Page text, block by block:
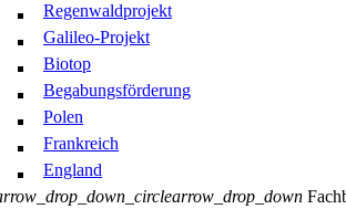
Regenwaldprojekt
Galileo-Projekt
Biotop
Begabungsförderung
Polen
Frankreich
England
arrow_drop_down